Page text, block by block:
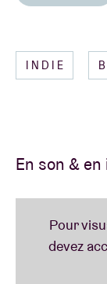
INDIE
En son & en